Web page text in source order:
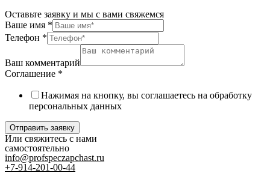
Оставьте заявку и мы с вами свяжемся
Ваше имя *
Телефон *
Ваш комментарий
Соглашение *
Нажимая на кнопку, вы соглашаетесь на обработку
персональных данных
Отправить заявку
Или свяжитесь с нами
самостоятельно
info@profspeczapchast.ru
+7-914-201-00-44